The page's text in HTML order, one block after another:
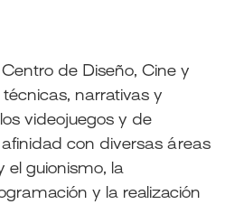
de Diseño, Cine y
técnicas, narrativas y
videojuegos y de
con diversas áreas
el guionismo, la
y la realización